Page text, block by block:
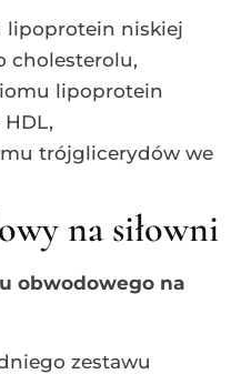
lipoprotein niskiej
cholesterolu,
lipoprotein
trójglicerydów we
na siłowni
obwodowego na
zestawu